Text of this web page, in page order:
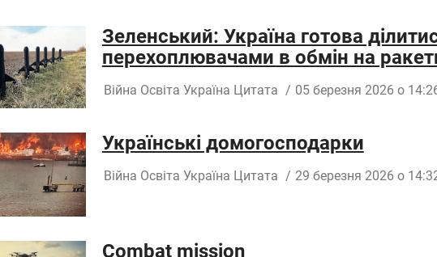
Зеленський: Україна готова
перехоплювачами в обмін на
Війна Освіта Україна Цитата / 05 березня 2026 о
Українські домогосподарки
Війна Освіта Україна Цитата / 29 березня 2026 о
Combat mission